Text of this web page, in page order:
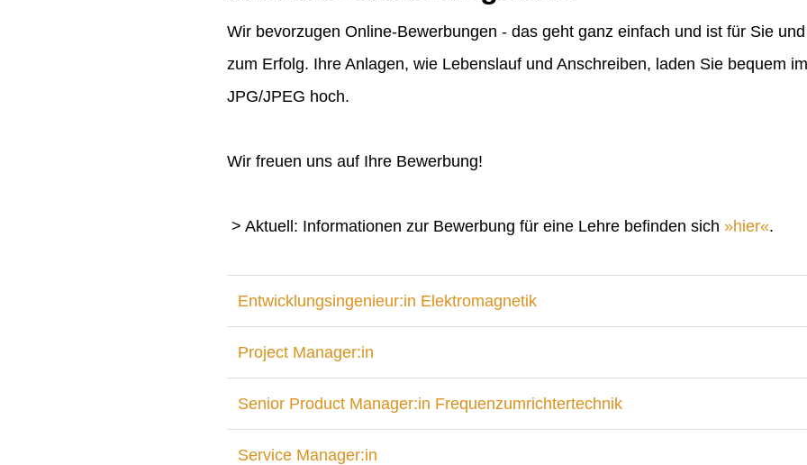
Wir bevorzugen Online-Bewerbungen - das geht ganz einfach und ist für Sie
zum Erfolg. Ihre Anlagen, wie Lebenslauf und Anschreiben, laden Sie bequem
JPG/JPEG hoch.
Wir freuen uns auf Ihre Bewerbung!
> Aktuell: Informationen zur Bewerbung für eine Lehre befinden sich hier .
Entwicklungsingenieur:in Elektromagnetik
Project Manager:in
Senior Product Manager:in Frequenzumrichtertechnik
Service Manager:in